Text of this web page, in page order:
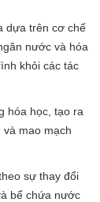
dựa trên cơ chế
nước và hóa
khỏi các tác
hóa học, tạo ra
mao mạch
sự thay đổi
bể chứa nước